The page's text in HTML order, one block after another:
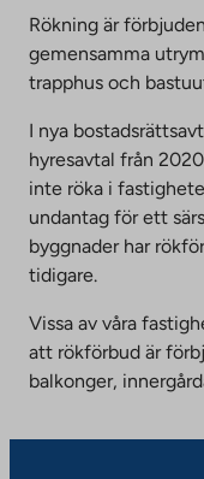
Rökning är
gemensamma
trapphus och
I nya
hyresavtal från
inte röka i
undantag för ett
byggnader har
tidigare.
Vissa av våra
att rökförbud är
balkonger,